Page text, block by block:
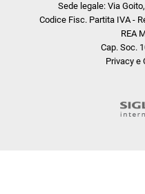
Sede legale: Via
Codice Fisc. Partita IVA -
REA
Cap. Soc.
Privacy e